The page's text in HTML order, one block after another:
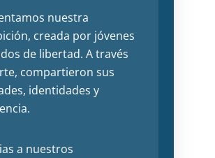
nuestra
creada por jóvenes
de libertad. A través
compartieron sus
identidades y
a nuestros